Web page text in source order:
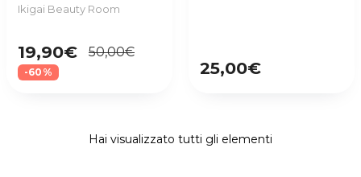
Ikigai Beauty Room
19,90€ 50,00€
-60% 25,00€
Hai visualizzato tutti gli elementi